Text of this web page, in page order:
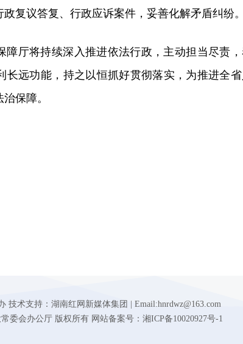
复议答复、行政应诉案件，妥善化解矛盾纠纷。
障厅将持续深入推进依法行政，主动担当尽责
长远功能，持之以恒抓好贯彻落实，为推进全省
保障。
术支持：湖南红网新媒体集团 | Email:hnrdwz@163.com
委会办公厅 版权所有 网站备案号：湘ICP备10020927号-1